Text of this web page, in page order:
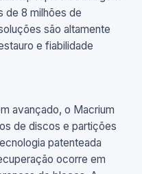
de 8 milhões de
são altamente
e fiabilidade
avançado, o Macrium
de discos e partições
patenteada
ocorre em